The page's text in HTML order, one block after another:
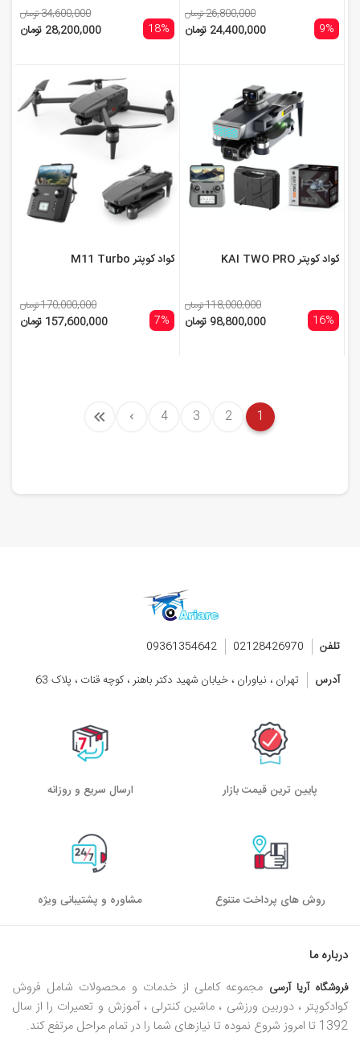
9%
26,800,000 تومان
24,400,000 تومان 18%
34,600,000 تومان
28,200,000 تومان
کواد کوپتر KAI TWO PRO
16%
118,000,000 تومان
98,800,000 تومان
کواد کوپتر M11 Turbo
7%
170,000,000 تومان
157,600,000 تومان
1
2
3
4
تلفن 02128426970
09361354642
آدرس
تهران ، نیاوران ، خیابان شهید دکتر باهنر ، کوچه قنات ، پلاک 63
پایین ترین قیمت بازار ارسال سریع و روزانه
روش های پرداخت متنوع مشاوره و پشتیبانی ویژه
درباره ما
فروشگاه آریا آرسی مجموعه کاملی از خدمات و محصولات شامل فروش
کوادکوپتر ، دوربین ورزشی ، ماشین کنترلی ، آموزش و تعمیرات را از سال
1392 تا امروز شروع نموده تا نیازهای شما را در تمام مراحل مرتفع کند.